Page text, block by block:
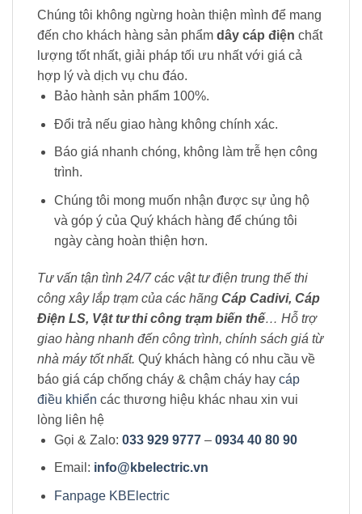
Chúng tôi không ngừng hoàn thiện mình để mang
đến cho khách hàng sản phẩm dây cáp điện chất
lượng tốt nhất, giải pháp tối ưu nhất với giá cả
hợp lý và dịch vụ chu đáo.
Bảo hành sản phẩm 100%.
Đổi trả nếu giao hàng không chính xác.
Báo giá nhanh chóng, không làm trễ hẹn công
trình.
Chúng tôi mong muốn nhận được sự ủng hộ
và góp ý của Quý khách hàng để chúng tôi
ngày càng hoàn thiện hơn.
Tư vấn tận tình 24/7 các vật tư điện trung thế thi
công xây lắp trạm của các hãng Cáp Cadivi, Cáp
Điện LS, Vật tư thi công trạm biến thế… Hỗ trợ
giao hàng nhanh đến công trình, chính sách giá từ
nhà máy tốt nhất. Quý khách hàng có nhu cầu về
báo giá cáp chống cháy & chậm cháy hay cáp
điều khiển các thương hiệu khác nhau xin vui
lòng liên hệ
Gọi & Zalo: 033 929 9777 – 0934 40 80 90
Email: info@kbelectric.vn
Fanpage KBElectric